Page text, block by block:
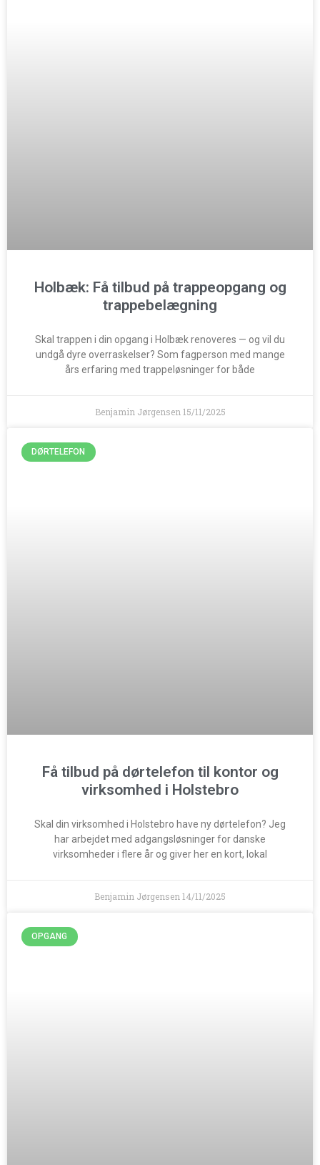
Holbæk: Få tilbud på trappeopgang og
trappebelægning
Skal trappen i din opgang i Holbæk renoveres — og vil du
undgå dyre overraskelser? Som fagperson med mange
års erfaring med trappeløsninger for både
Benjamin Jørgensen 15/11/2025
DØRTELEFON
Få tilbud på dørtelefon til kontor og
virksomhed i Holstebro
Skal din virksomhed i Holstebro have ny dørtelefon? Jeg
har arbejdet med adgangsløsninger for danske
virksomheder i flere år og giver her en kort, lokal
Benjamin Jørgensen 14/11/2025
OPGANG